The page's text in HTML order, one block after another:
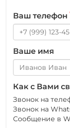
Ваш телефон
Ваше имя
Как с Вами
Звонок на
Звонок на
Сообщение в